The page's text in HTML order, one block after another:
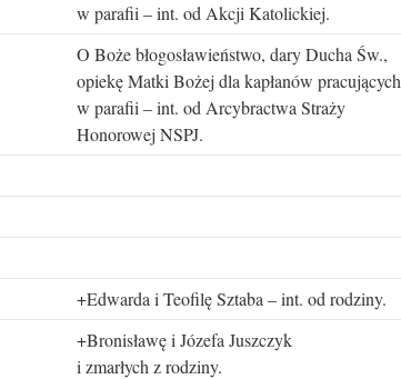
w parafii – int. od Akcji Katolickiej.
O Boże błogosławieństwo, dary Ducha Św.,
opiekę Matki Bożej dla kapłanów pracujących
w parafii – int. od Arcybractwa Straży
Honorowej NSPJ.
+Edwarda i Teofilę Sztaba – int. od rodziny.
+Bronisławę i Józefa Juszczyk
i zmarłych z rodziny.